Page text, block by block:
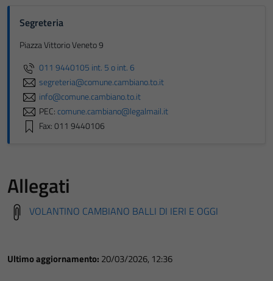
Segreteria
Piazza Vittorio Veneto 9
011 9440105 int. 5 o int. 6
segreteria@comune.cambiano.to.it
info@comune.cambiano.to.it
PEC:comune.cambiano@legalmail.it
Fax: 011 9440106
Allegati
VOLANTINO CAMBIANO BALLI DI IERI E OGGI
Ultimo aggiornamento: 20/03/2026, 12:36